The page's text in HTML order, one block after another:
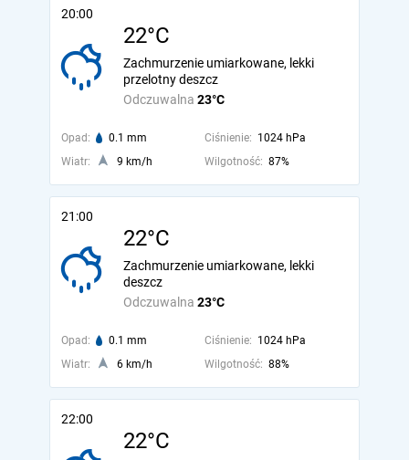
20:00
22°C
Odczuwalna 23°C
Zachmurzenie umiarkowane, lekki
przelotny deszcz
Opad: 0.1 mm Ciśnienie: 1024 hPa
Wiatr:
9 km/h Wilgotność: 87%
21:00
22°C
Odczuwalna 23°C
Zachmurzenie umiarkowane, lekki
deszcz
Opad: 0.1 mm Ciśnienie: 1024 hPa
Wiatr:
6 km/h Wilgotność: 88%
22:00
22°C